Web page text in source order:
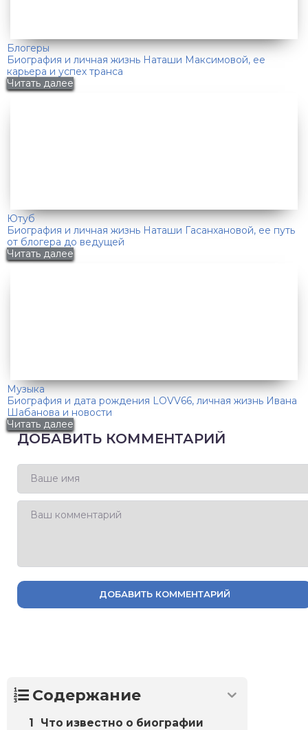
Блогеры
Биография и личная жизнь Наташи Максимовой, ее
карьера и успех транса
Читать далее
Ютуб
Биография и личная жизнь Наташи Гасанхановой, ее путь
от блогера до ведущей
Читать далее
Музыка
Биография и дата рождения LOVV66, личная жизнь Ивана
Шабанова и новости
Читать далее
ДОБАВИТЬ КОММЕНТАРИЙ
ДОБАВИТЬ КОММЕНТАРИЙ
Содержание
Что известно о биографии